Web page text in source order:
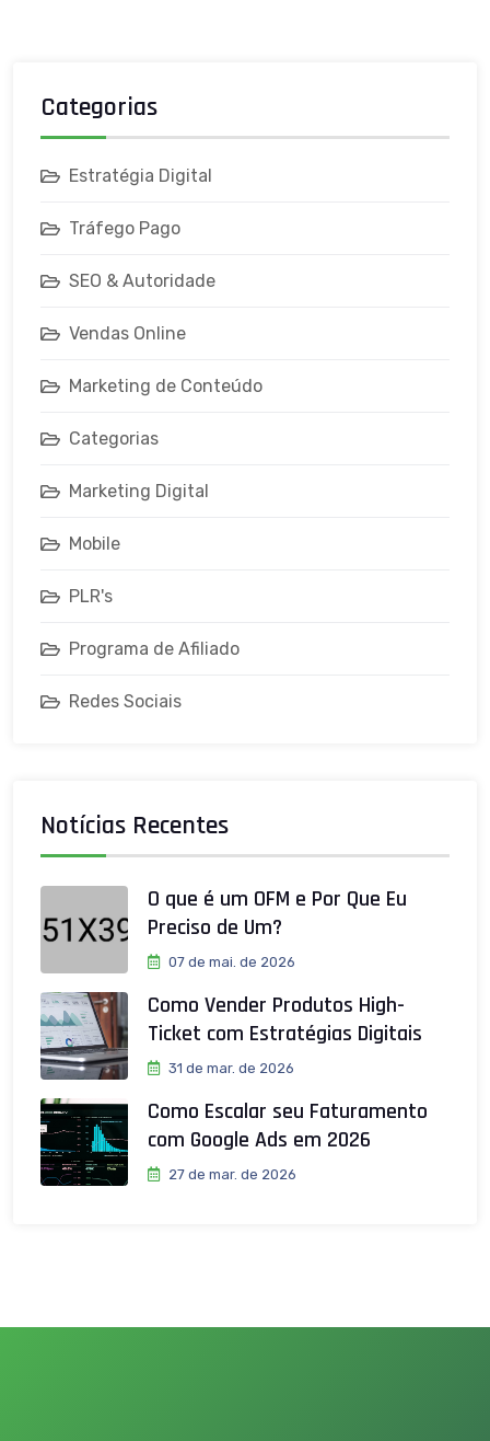
Categorias
Estratégia Digital
Tráfego Pago
SEO & Autoridade
Vendas Online
Marketing de Conteúdo
Categorias
Marketing Digital
Mobile
PLR's
Programa de Afiliado
Redes Sociais
Notícias Recentes
O que é um OFM e Por Que Eu
Preciso de Um?
07 de mai. de 2026
Como Vender Produtos High-
Ticket com Estratégias Digitais
31 de mar. de 2026
Como Escalar seu Faturamento
com Google Ads em 2026
27 de mar. de 2026